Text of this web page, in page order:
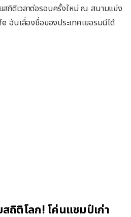
ยสถิติเวลาต่อรอบครั้งใหม่ ณ สนามแข่ง
นเลื่องชื่อของประเทศเยอรมนีได้
ถิติโลก! โค่นแชมป์เก่า